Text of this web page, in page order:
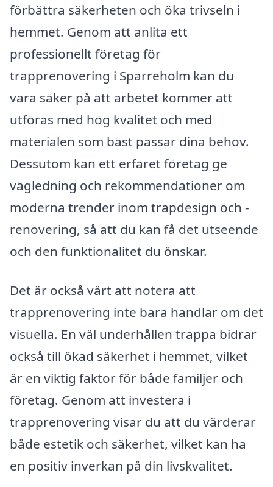
förbättra säkerheten och öka trivseln i
hemmet. Genom att anlita ett
professionellt företag för
trapprenovering i Sparreholm kan du
vara säker på att arbetet kommer att
utföras med hög kvalitet och med
materialen som bäst passar dina behov.
Dessutom kan ett erfaret företag ge
vägledning och rekommendationer om
moderna trender inom trapdesign och -
renovering, så att du kan få det utseende
och den funktionalitet du önskar.
Det är också värt att notera att
trapprenovering inte bara handlar om det
visuella. En väl underhållen trappa bidrar
också till ökad säkerhet i hemmet, vilket
är en viktig faktor för både familjer och
företag. Genom att investera i
trapprenovering visar du att du värderar
både estetik och säkerhet, vilket kan ha
en positiv inverkan på din livskvalitet.